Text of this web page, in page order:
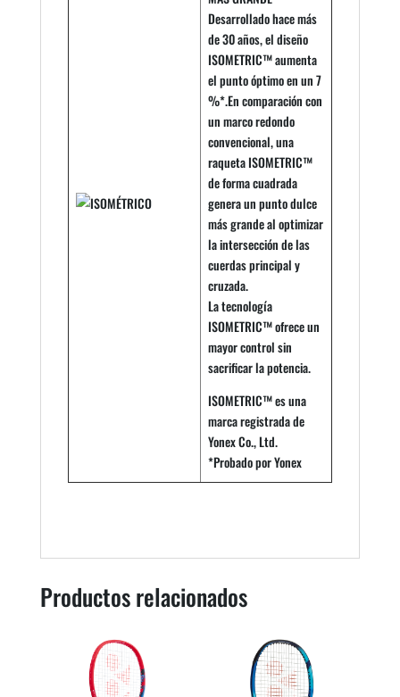
Desarrollado hace más
de 30 años, el diseño
ISOMETRIC™ aumenta
el punto óptimo en un 7
%*.En comparación con
un marco redondo
convencional, una
raqueta ISOMETRIC™
de forma cuadrada
genera un punto dulce
más grande al optimizar
la intersección de las
cuerdas principal y
cruzada.
La tecnología
ISOMETRIC™ ofrece un
mayor control sin
sacrificar la potencia.
ISOMETRIC™ es una
marca registrada de
Yonex Co., Ltd.
*Probado por Yonex
Productos relacionados